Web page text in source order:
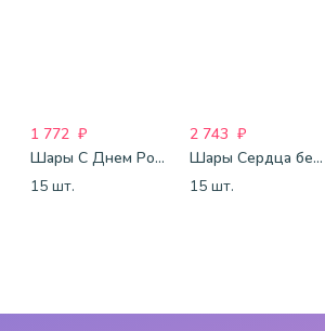
1 772 ₽
Шары С Днем Рождения
15 шт.
2 743 ₽
Шары Сердца бело-розово-красные
15 шт.